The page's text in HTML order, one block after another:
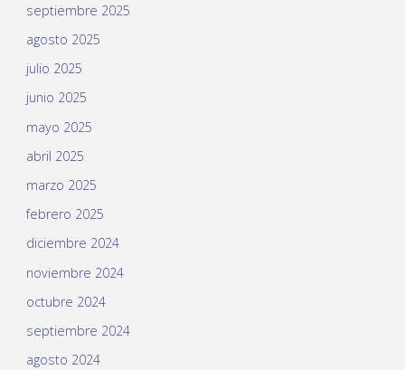
septiembre 2025
agosto 2025
julio 2025
junio 2025
mayo 2025
abril 2025
marzo 2025
febrero 2025
diciembre 2024
noviembre 2024
octubre 2024
septiembre 2024
agosto 2024